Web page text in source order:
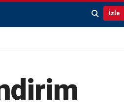
İzle